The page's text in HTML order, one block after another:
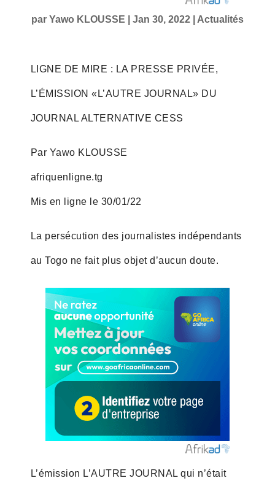
par Yawo KLOUSSE Jan 30, 2022| Actualités
LIGNE DE MIRE : LA PRESSE PRIVÉE,
L’ÉMISSION «L’AUTRE JOURNAL» DU
JOURNAL ALTERNATIVE CESS
Par Yawo KLOUSSE
afriquenligne.tg
Mis en ligne le 30/01/22
La persécution des journalistes indépendants
au Togo ne fait plus objet d’aucun doute.
L’émission L’AUTRE JOURNAL qui n’était